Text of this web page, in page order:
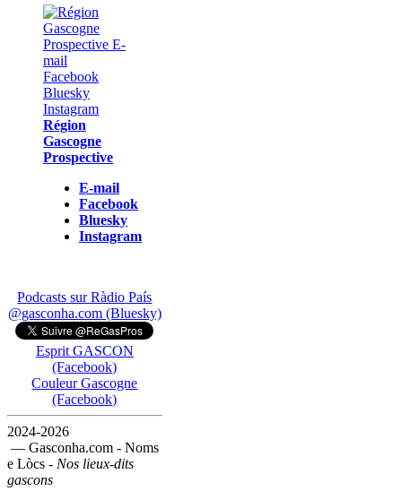
Région
Gascogne
Prospective
E-mail
Facebook
Bluesky
Instagram
Podcasts sur Ràdio País
@gasconha.com (Bluesky)
Esprit GASCON
(Facebook)
Couleur Gascogne
(Facebook)
2024-2026
— Gasconha.com - Noms
e Lòcs - Nos lieux-dits
gascons